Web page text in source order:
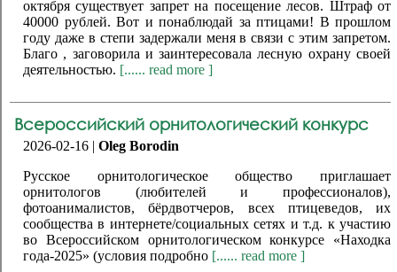
октября существует запрет на посещение лесов. Штраф от
40000 рублей. Вот и понаблюдай за птицами! В прошлом
году даже в степи задержали меня в связи с этим запретом.
Благо , заговорила и заинтересовала лесную охрану своей
деятельностью. [...... read more ]
Всероссийский орнитологический конкурс
2026-02-16 | Oleg Borodin
Русское орнитологическое общество приглашает
орнитологов (любителей и профессионалов),
фотоанималистов, бёрдвотчеров, всех птицеведов, их
сообщества в интернете/социальных сетях и т.д. к участию
во Всероссийском орнитологическом конкурсе «Находка
года-2025» (условия подробно [...... read more ]